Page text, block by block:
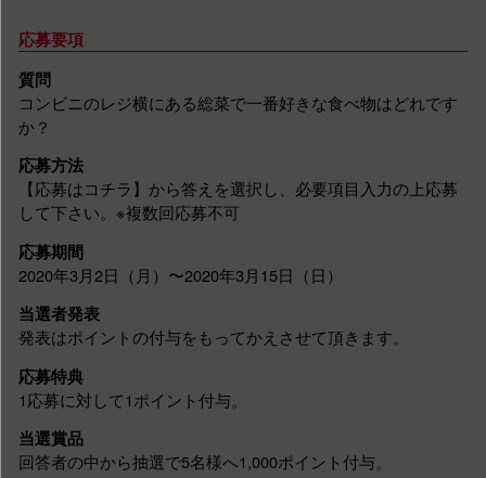
応募要項
質問
コンビニのレジ横にある総菜で一番好きな食べ物はどれです
か？
応募方法
【応募はコチラ】から答えを選択し、必要項目入力の上応募
して下さい。※複数回応募不可
応募期間
2020年3月2日（月）〜2020年3月15日（日）
当選者発表
発表はポイントの付与をもってかえさせて頂きます。
応募特典
1応募に対して1ポイント付与。
当選賞品
回答者の中から抽選で5名様へ1,000ポイント付与。